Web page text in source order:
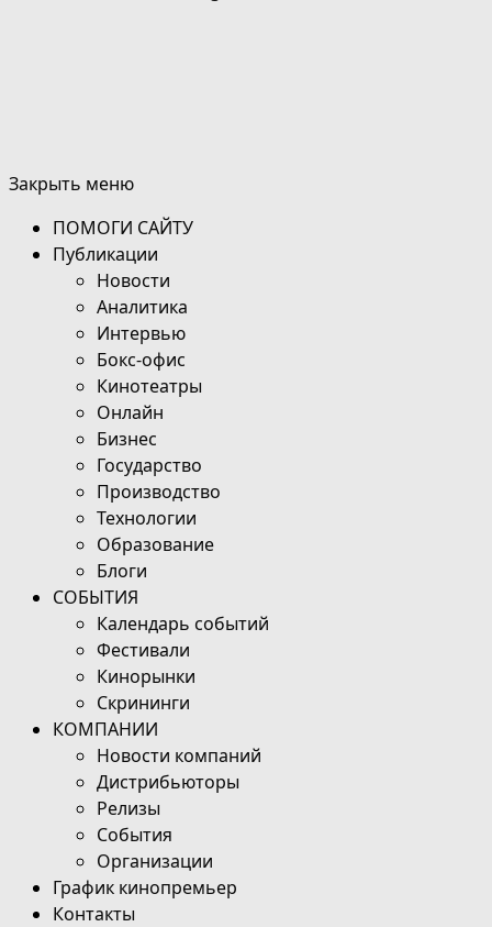
Закрыть меню
ПОМОГИ САЙТУ
Публикации
Новости
Аналитика
Интервью
Бокс-офис
Кинотеатры
Онлайн
Бизнес
Государство
Производство
Технологии
Образование
Блоги
СОБЫТИЯ
Календарь событий
Фестивали
Кинорынки
Скрининги
КОМПАНИИ
Новости компаний
Дистрибьюторы
Релизы
События
Организации
График кинопремьер
Контакты